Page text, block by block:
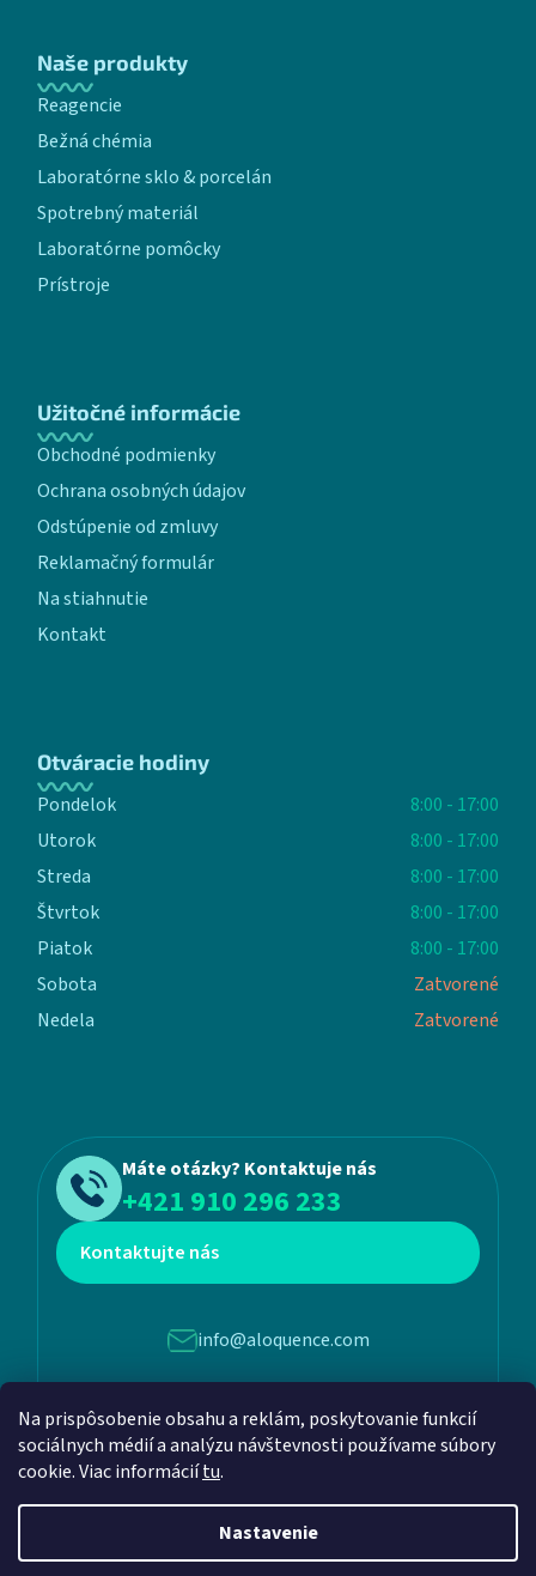
Na prispôsobenie obsahu a reklám, poskytovanie funkcií
sociálnych médií a analýzu návštevnosti používame súbory
cookie. Viac informáciítu.
Nastavenie
Naše produkty
Reagencie
Bežná chémia
Laboratórne sklo & porcelán
Spotrebný materiál
Laboratórne pomôcky
Prístroje
Užitočné informácie
Obchodné podmienky
Ochrana osobných údajov
Odstúpenie od zmluvy
Reklamačný formulár
Na stiahnutie
Kontakt
Otváracie hodiny
Pondelok
8:00 - 17:00
Utorok
8:00 - 17:00
Streda
8:00 - 17:00
Štvrtok
8:00 - 17:00
Piatok
8:00 - 17:00
Sobota
Zatvorené
Nedela
Zatvorené
Máte otázky? Kontaktuje nás
+421 910 296 233
Kontaktujte nás
info@aloquence.com
Martina Benku 6, 952 01, Vráble